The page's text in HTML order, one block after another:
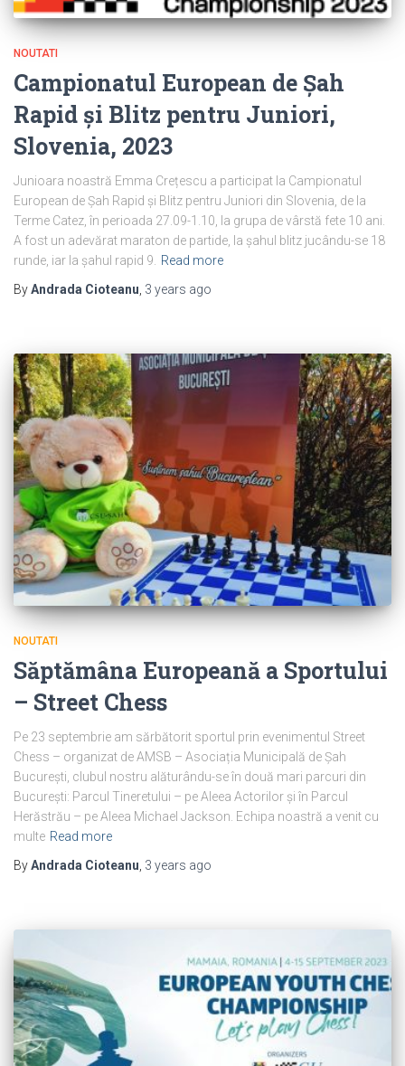
NOUTATI
Campionatul European de Șah
Rapid și Blitz pentru Juniori,
Slovenia, 2023
Junioara noastră Emma Crețescu a participat la Campionatul
European de Șah Rapid și Blitz pentru Juniori din Slovenia, de la
Terme Catez, în perioada 27.09-1.10, la grupa de vârstă fete 10 ani.
A fost un adevărat maraton de partide, la șahul blitz jucându-se 18
runde, iar la șahul rapid 9.
Read more
ByAndrada Cioteanu 3 years ago
NOUTATI
Săptămâna Europeană a Sportului
– Street Chess
Pe 23 septembrie am sărbătorit sportul prin evenimentul Street
Chess – organizat de AMSB – Asociația Municipală de Șah
București, clubul nostru alăturându-se în două mari parcuri din
București: Parcul Tineretului – pe Aleea Actorilor și în Parcul
Herăstrău – pe Aleea Michael Jackson. Echipa noastră a venit cu
multe Read more
ByAndrada Cioteanu 3 years ago